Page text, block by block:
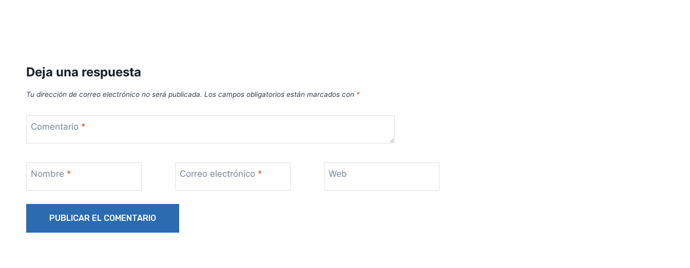
Deja una respuesta
Tu dirección de correo electrónico no será publicada. Los campos obligatorios están marcados con *
Comentario *
Nombre * Correo electrónico * Web